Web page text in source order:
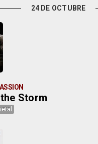
24 DE OCTUBRE
Storm